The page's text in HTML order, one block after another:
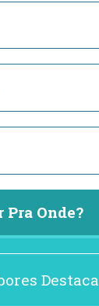
Pra Onde?
Destaca